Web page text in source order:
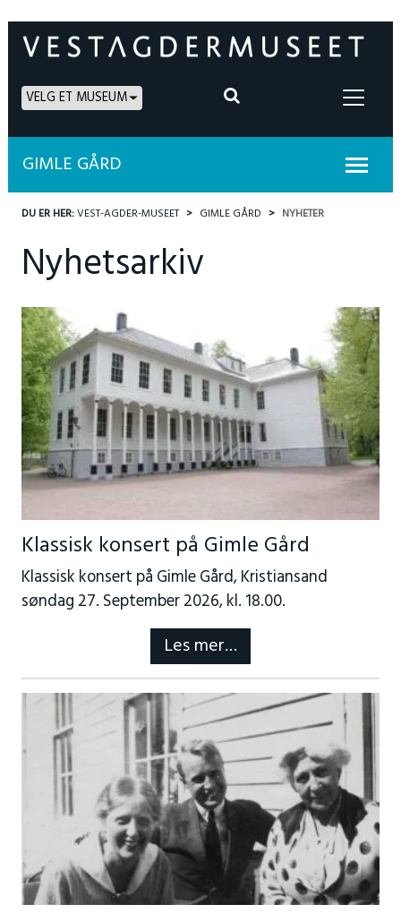
VELG ET MUSEUM
GIMLE GÅRD
DU ER HER:VEST-AGDER-MUSEET GIMLE GÅRD NYHETER
Nyhetsarkiv
Klassisk konsert på Gimle Gård
Klassisk konsert på Gimle Gård, Kristiansand
søndag 27. September 2026, kl. 18.00.
Les mer…